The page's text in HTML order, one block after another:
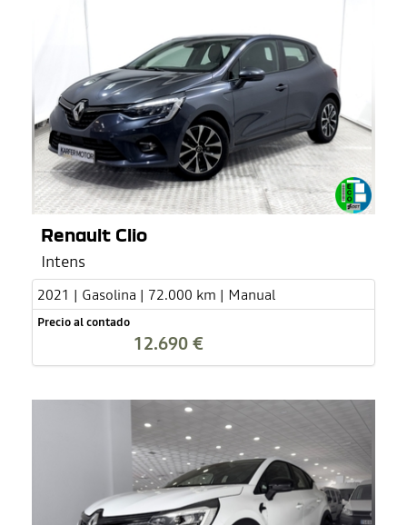
Renault Clio
Intens
2021 | Gasolina | 72.000 km | Manual
Precio al contado
12.690 €